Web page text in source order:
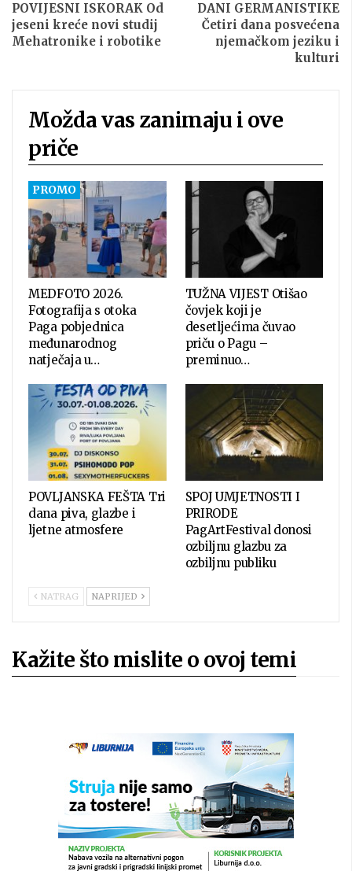
POVIJESNI ISKORAK Od
jeseni kreće novi studij
Mehatronike i robotike
DANI GERMANISTIKE
Četiri dana posvećena
njemačkom jeziku i
kulturi
Možda vas zanimaju i ove
priče
MEDFOTO 2026.
Fotografija s otoka
Paga pobjednica
međunarodnog
natječaja u…
TUŽNA VIJEST Otišao
čovjek koji je
desetljećima čuvao
priču o Pagu –
preminuo…
POVLJANSKA FEŠTA Tri
dana piva, glazbe i
ljetne atmosfere
SPOJ UMJETNOSTI I
PRIRODE
PagArtFestival donosi
ozbiljnu glazbu za
ozbiljnu publiku
NATRAG NAPRIJED
Kažite što mislite o ovoj temi